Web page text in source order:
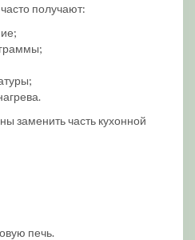
получают:
заменить часть кухонной
печь.